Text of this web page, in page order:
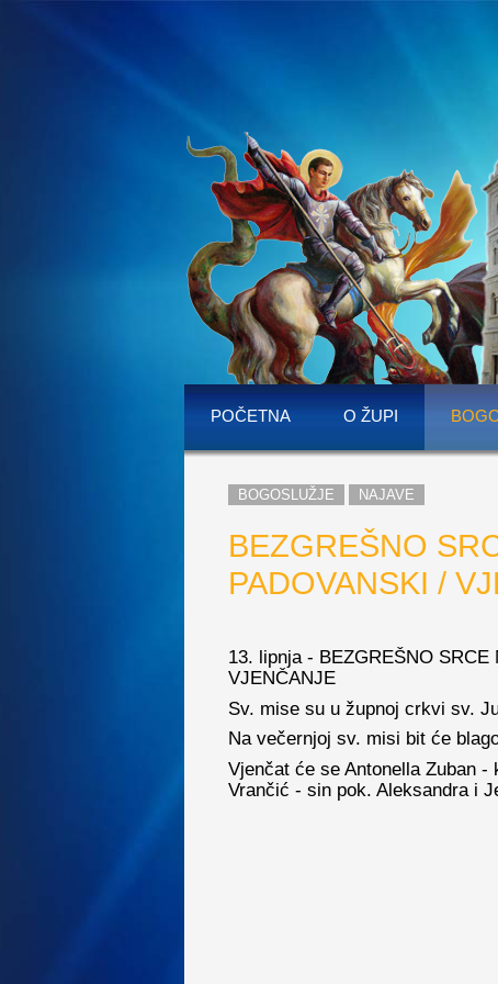
POČETNA O ŽUPI
BOGOSLUŽJE NAJAVE
BEZGREŠNO
PADOVANSKI /
13. lipnja - BEZGREŠNO
VJENČANJE
Sv. mise su u župnoj crkvi sv.
Na večernjoj sv. misi bit će
Vjenčat će se Antonella Zuban
Vrančić - sin pok. Aleksandra i